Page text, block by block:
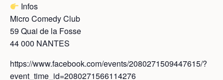
Infos
Micro Comedy Club
59 Quai de la Fosse
44 000 NANTES
https://www.facebook.com/events/2080271509447615/?
event_time_id=2080271566114276